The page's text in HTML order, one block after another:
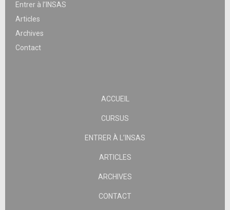
Entrer à l’INSAS
Articles
Archives
Contact
ACCUEIL
CURSUS
ENTRER À L’INSAS
ARTICLES
ARCHIVES
CONTACT